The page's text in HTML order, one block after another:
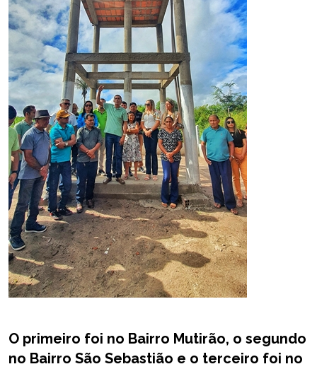
O primeiro foi no Bairro Mutirão, o segundo
no Bairro São Sebastião e o terceiro foi no